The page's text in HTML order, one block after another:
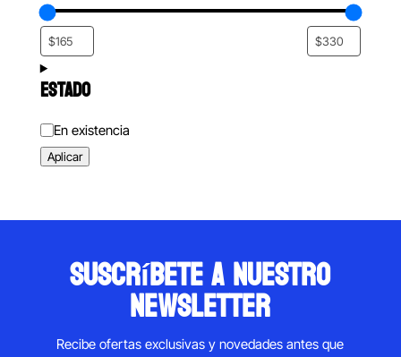
ESTADO
Estado
En existencia
Aplicar
suscríbete a nuestro
newsletter
Recibe ofertas exclusivas y novedades antes que